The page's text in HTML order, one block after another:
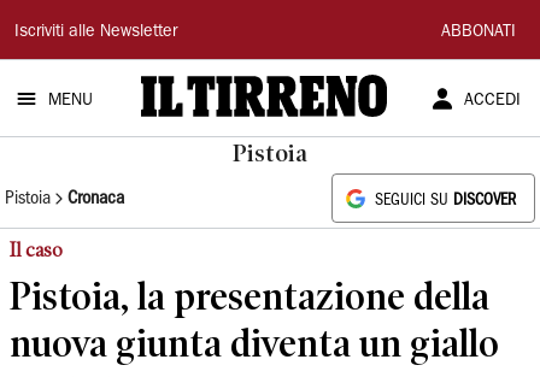
Il
Tirreno
Iscriviti alle Newsletter ABBONATI
MENU ACCEDI
Pistoia
Pistoia Cronaca SEGUICI SU DISCOVER
Il caso
Pistoia, la presentazione della
nuova giunta diventa un giallo